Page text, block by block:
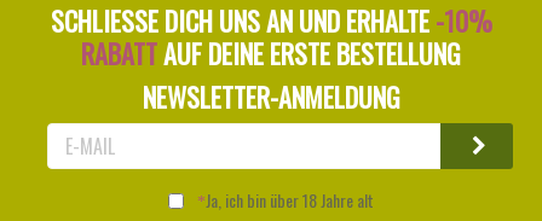
SCHLIESSE DICH UNS AN UND ERHALTE -10%
RABATTAUF DEINE ERSTE BESTELLUNG
NEWSLETTER-ANMELDUNG
Ja, ich bin über 18 Jahre alt